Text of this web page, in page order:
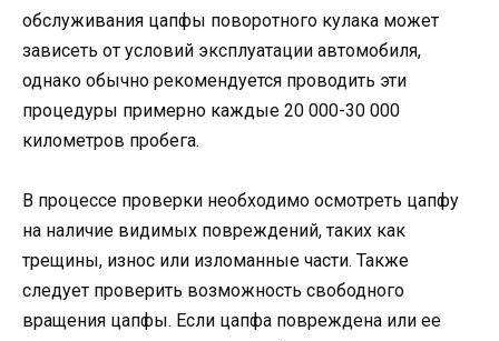
обслуживания цапфы поворотного кулака может
зависеть от условий эксплуатации автомобиля,
однако обычно рекомендуется проводить эти
процедуры примерно каждые 20 000-30 000
километров пробега.
В процессе проверки необходимо осмотреть цапфу
на наличие видимых повреждений, таких как
трещины, износ или изломанные части. Также
следует проверить возможность свободного
вращения цапфы. Если цапфа повреждена или ее